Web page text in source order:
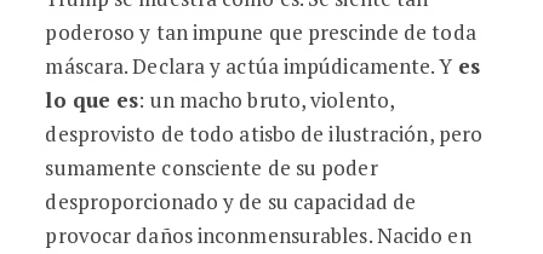
poderoso y tan impune que prescinde de toda
máscara. Declara y actúa impúdicamente. Y es
lo que es: un macho bruto, violento,
desprovisto de todo atisbo de ilustración, pero
sumamente consciente de su poder
desproporcionado y de su capacidad de
provocar daños inconmensurables. Nacido en